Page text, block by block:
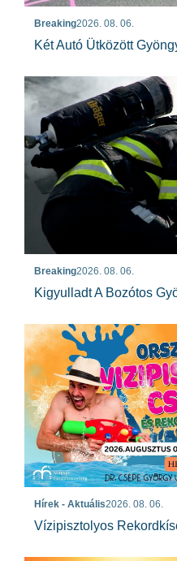
Breaking2026. 08. 06.
Két Autó Ütközött
Breaking2026. 08. 06.
Kigyulladt A Bozótos
Hírek - Aktuális2026. 08. 06.
Vízipisztolyos